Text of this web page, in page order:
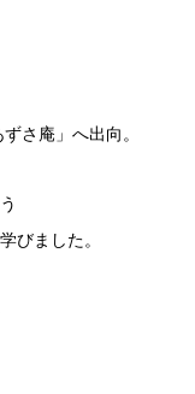
さ庵」へ出向。
びました。